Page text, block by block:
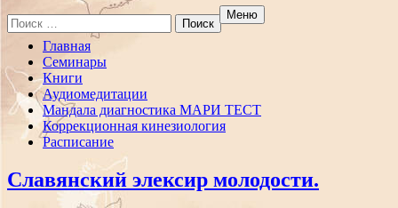
Search
for:
Меню
Перейти
содержанию
Главная
Семинары
Книги
Аудиомедитации
Мандала диагностика МАРИ ТЕСТ
Коррекционная кинезиология
Расписание
Славянский элексир молодости.